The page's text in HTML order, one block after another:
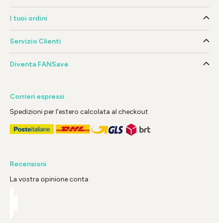
I tuoi ordini
Servizio Clienti
Diventa FANSave
Corrieri espressi
Spedizioni per l'estero calcolata al checkout
Recensioni
La vostra opinione conta